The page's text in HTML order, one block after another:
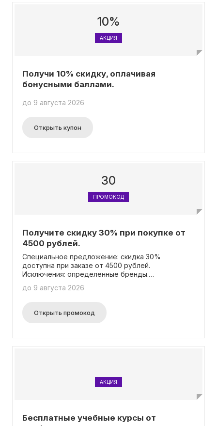
10%
АКЦИЯ
Получи 10% скидку, оплачивая
бонусными баллами.
до 9 августа 2026
Открыть купон
30
ПРОМОКОД
Получите скидку 30% при покупке от
4500 рублей.
Специальное предложение: скидка 30%
доступна при заказе от 4500 рублей.
Исключения: определенные бренды.
по ссылке https://clck.ru/3Q9Npr.
до 9 августа 2026
Открыть промокод
АКЦИЯ
Бесплатные учебные курсы от